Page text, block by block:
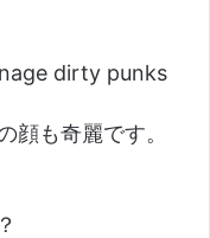
dirty punks
顔も奇麗です。